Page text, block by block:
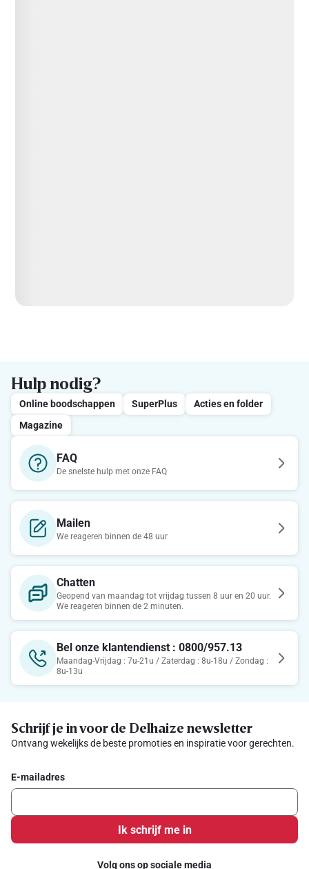
Hulp nodig?
Online boodschappen SuperPlus
Acties en folder
Magazine
FAQ
De snelste hulp met onze FAQ
Mailen
We reageren binnen de 48 uur
Chatten
Geopend van maandag tot vrijdag tussen 8 uur en 20 uur.
We reageren binnen de 2 minuten.
Bel onze klantendienst : 0800/957.13
Maandag-Vrijdag : 7u-21u / Zaterdag : 8u-18u / Zondag :
8u-13u
Schrijf je in voor de Delhaize newsletter
Ontvang wekelijks de beste promoties en inspiratie voor gerechten.
E-mailadres
Ik schrijf me in
Volg ons op sociale media